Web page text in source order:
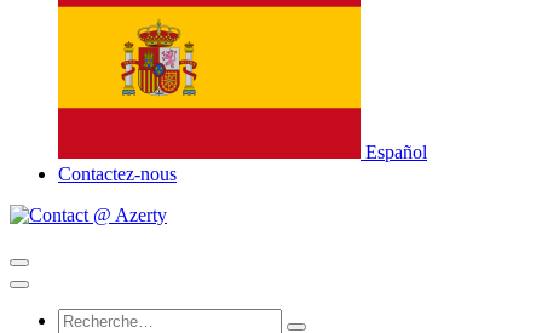
Español
Contactez-nous